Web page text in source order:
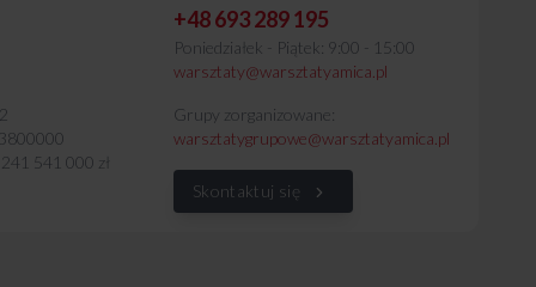
541 000 zł
+48 693 289 195
Poniedziałek - Piątek: 9:00 - 15:00
warsztaty@warsztatyamica.pl
Grupy zorganizowane:
warsztatygrupowe@warsztatyamica.pl
Skontaktuj się